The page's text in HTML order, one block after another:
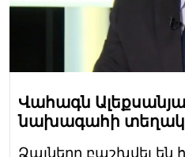
Վահագն
նախագահի
Ձայները բաշխվել են